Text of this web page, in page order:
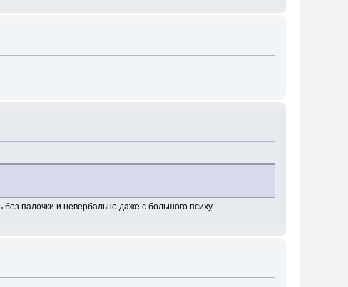
палочки и невербально даже с большого психу.